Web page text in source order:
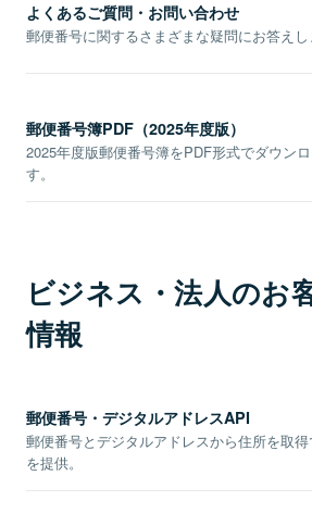
よくあるご質問・お問い合わせ
郵便番号に関するさまざまな疑問にお答えし
郵便番号簿PDF（2025年度版）
2025年度版郵便番号簿をPDF形式でダウン
す。
ビジネス・法人のお
情報
郵便番号・デジタルアドレスAPI
郵便番号とデジタルアドレスから住所を取
を提供。